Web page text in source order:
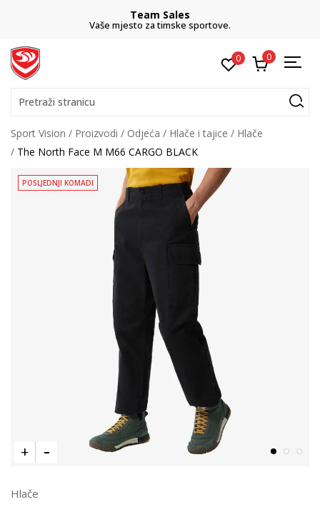
Team Sales
Vaše mjesto za timske sportove.
0 0
Pretraži stranicu
Sport Vision Proizvodi Odjeća Hlače i tajice
Hlače
The North Face M M66 CARGO BLACK
POSLJEDNJI KOMADI
Hlače